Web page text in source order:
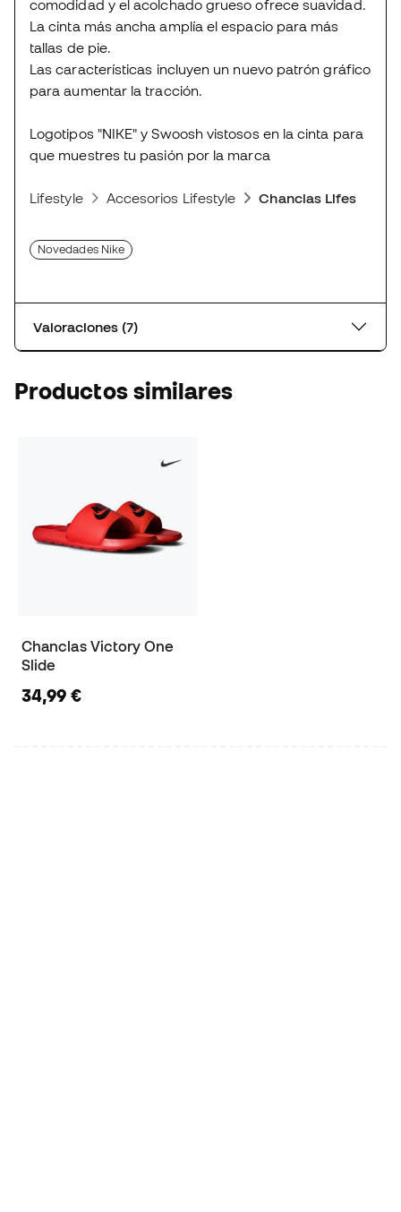
comodidad y el acolchado grueso ofrece suavidad.
La cinta más ancha amplía el espacio para más
tallas de pie.
Las características incluyen un nuevo patrón gráfico
para aumentar la tracción.
Logotipos "NIKE" y Swoosh vistosos en la cinta para
que muestres tu pasión por la marca
Lifestyle Accesorios Lifestyle Chanclas Lifestyle
Novedades Nike
Valoraciones (7)
Productos similares
Chanclas Victory One
Slide
34,99 €